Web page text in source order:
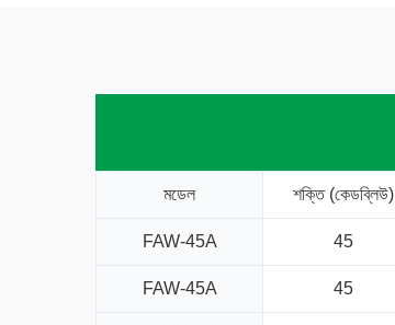
মডেল শক্তি (কেডব্লিউ)
FAW-45A 45
FAW-45A 45